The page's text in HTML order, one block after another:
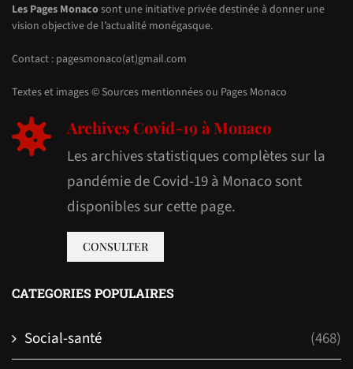
Les Pages Monacosont une initiative privée destinée à donner une
vision objective de l’actualité monégasque.
Contact : pagesmonaco(at)gmail.com
Textes et images © Sources mentionnées ou Pages Monaco
Archives Covid-19 à Monaco
Les archives statistiques complètes sur la
pandémie de Covid-19 à Monaco sont
disponibles sur cette page.
CONSULTER
CATEGORIES POPULAIRES
Social-santé
(468)